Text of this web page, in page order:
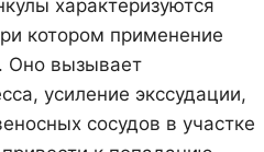
характеризуются
котором применение
Оно вызывает
усиление экссудации,
сосудов в участке